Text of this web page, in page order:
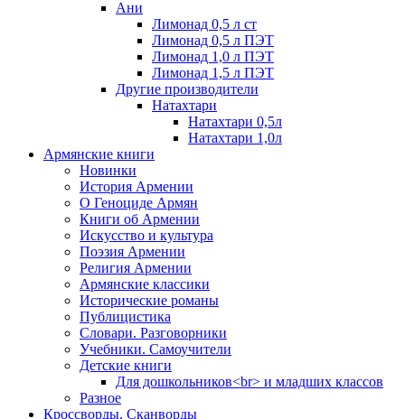
Ани
Лимонад 0,5 л ст
Лимонад 0,5 л ПЭТ
Лимонад 1,0 л ПЭТ
Лимонад 1,5 л ПЭТ
Другие производители
Натахтари
Натахтари 0,5л
Натахтари 1,0л
Армянские книги
Новинки
История Армении
О Геноциде Армян
Книги об Армении
Иcкусство и культура
Поэзия Армении
Религия Армении
Армянские классики
Исторические романы
Публицистика
Словари. Разговорники
Учебники. Самоучители
Детские книги
Для дошкольников<br> и младших классов
Разное
Кроссворды. Сканворды